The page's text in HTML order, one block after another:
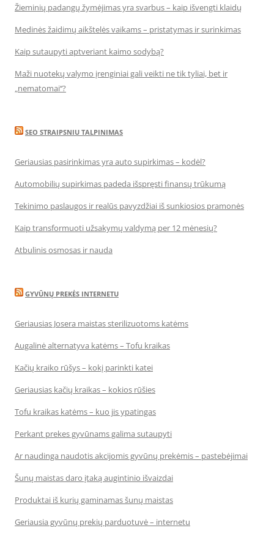
Žieminių padangų žymėjimas yra svarbus – kaip išvengti klaidų
Medinės žaidimų aikštelės vaikams – pristatymas ir surinkimas
Kaip sutaupyti aptveriant kaimo sodybą?
Maži nuotekų valymo įrenginiai gali veikti ne tik tyliai, bet ir
„nematomai‘‘?
SEO STRAIPSNIU TALPINIMAS
Geriausias pasirinkimas yra auto supirkimas – kodėl?
Automobilių supirkimas padeda išspręsti finansų trūkumą
Tekinimo paslaugos ir realūs pavyzdžiai iš sunkiosios pramonės
Kaip transformuoti užsakymų valdymą per 12 mėnesių?
Atbulinis osmosas ir nauda
GYVŪNŲ PREKĖS INTERNETU
Geriausias Josera maistas sterilizuotoms katėms
Augalinė alternatyva katėms – Tofu kraikas
Kačių kraiko rūšys – kokį parinkti katei
Geriausias kačių kraikas – kokios rūšies
Tofu kraikas katėms – kuo jis ypatingas
Perkant prekes gyvūnams galima sutaupyti
Ar naudinga naudotis akcijomis gyvūnų prekėmis – pastebėjimai
Šunų maistas daro įtaką augintinio išvaizdai
Produktai iš kurių gaminamas šunų maistas
Geriausia gyvūnų prekių parduotuvė – internetu